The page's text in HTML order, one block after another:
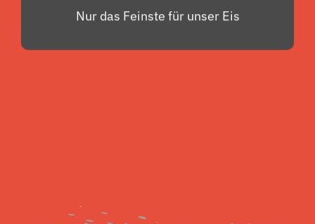
Nur das Feinste für unser Eis